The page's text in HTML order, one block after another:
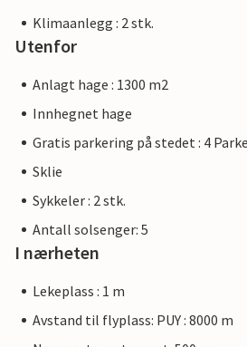
Klimaanlegg : 2 stk.
Utenfor
Anlagt hage : 1300 m2
Innhegnet hage
Gratis parkering på stedet : 4
Sklie
Sykkeler : 2 stk.
Antall solsenger: 5
I nærheten
Lekeplass : 1 m
Avstand til flyplass: PUY : 8000 m